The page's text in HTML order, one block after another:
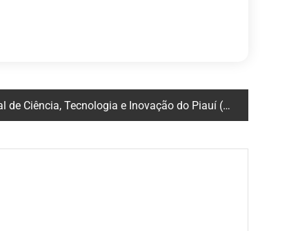
Ciência, Tecnologia e Inovação do Piauí (I CECTI)